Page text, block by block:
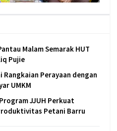
Malam Semarak HUT
Pujie
Rangkaian Perayaan dengan
UMKM
JJUH Perkuat
Petani Barru